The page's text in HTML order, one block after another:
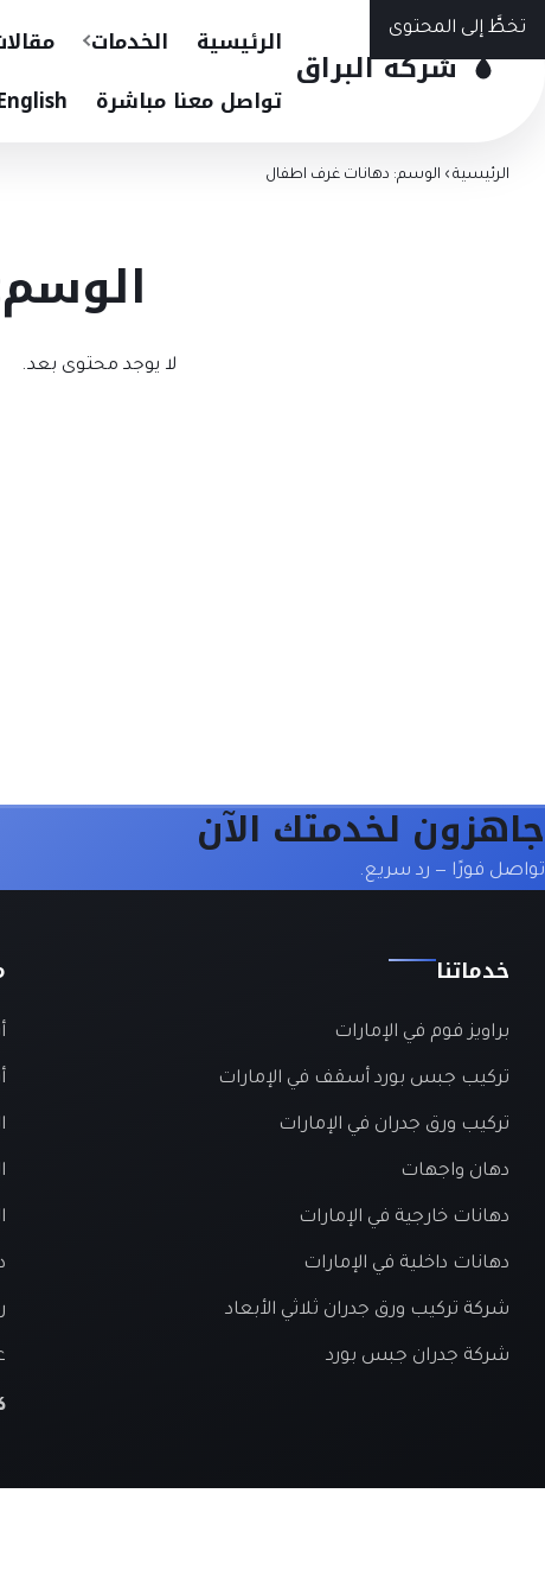
تخطَّ إلى المحتوى
شركة البراق
الرئيسية الخدمات
تواصل معنا مباشرة
الرئيسية › الوسم: دهانات غرف اطفال
لا يوجد محتوى بعد.
جاهزون لخدمتك الآن
تواصل فورًا — رد سريع.
خدماتنا
براويز فوم في الإمارات
تركيب جبس بورد أسقف في الإمارات
تركيب ورق جدران في الإمارات
دهان واجهات
دهانات خارجية في الإمارات
دهانات داخلية في الإمارات
شركة تركيب ورق جدران ثلاثي الأبعاد
شركة جدران جبس بورد